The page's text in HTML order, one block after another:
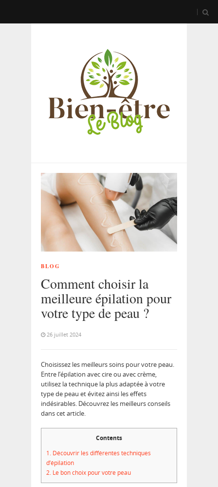
BLOG
Comment choisir la
meilleure épilation pour
votre type de peau ?
26 juillet 2024
Choisissez les meilleurs soins pour votre peau.
Entre l’épilation avec cire ou avec crème,
utilisez la technique la plus adaptée à votre
type de peau et évitez ainsi les effets
indésirables. Découvrez les meilleurs conseils
dans cet article.
Contents
1. Découvrir les différentes techniques
d’épilation
2. Le bon choix pour votre peau